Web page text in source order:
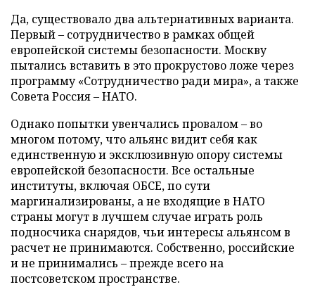
Да, существовало два альтернативных варианта.
Первый – сотрудничество в рамках общей
европейской системы безопасности. Москву
пытались вставить в это прокрустово ложе через
программу «Сотрудничество ради мира», а также
Совета Россия – НАТО.
Однако попытки увенчались провалом – во
многом потому, что альянс видит себя как
единственную и эксклюзивную опору системы
европейской безопасности. Все остальные
институты, включая ОБСЕ, по сути
маргинализированы, а не входящие в НАТО
страны могут в лучшем случае играть роль
подносчика снарядов, чьи интересы альянсом в
расчет не принимаются. Собственно, российские
и не принимались – прежде всего на
постсоветском пространстве.